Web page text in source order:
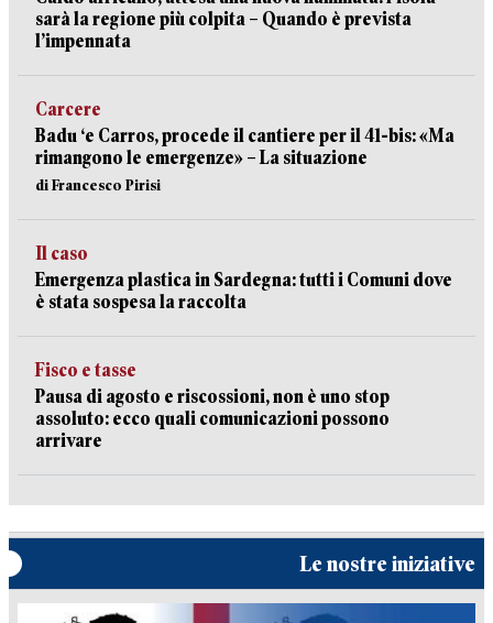
sarà la regione più colpita – Quando è prevista
l’impennata
Carcere
Badu ‘e Carros, procede il cantiere per il 41-bis: «Ma
rimangono le emergenze» – La situazione
di Francesco Pirisi
Il caso
Emergenza plastica in Sardegna: tutti i Comuni dove
è stata sospesa la raccolta
Fisco e tasse
Pausa di agosto e riscossioni, non è uno stop
assoluto: ecco quali comunicazioni possono
arrivare
Le nostre iniziative